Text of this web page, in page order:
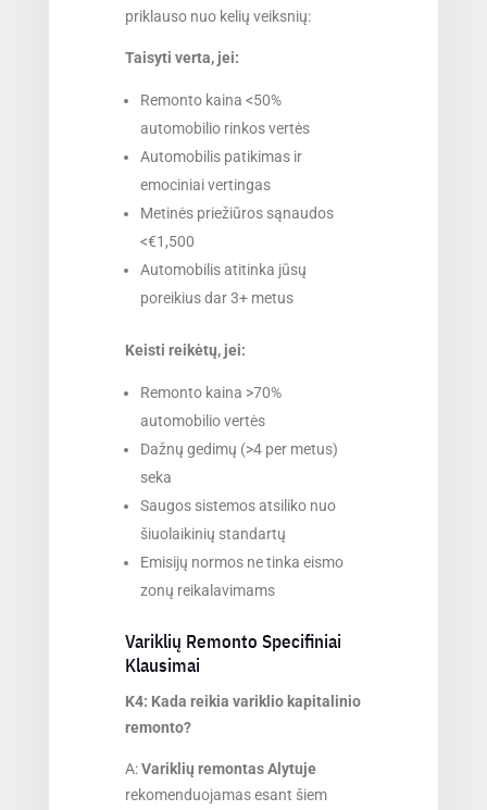
priklauso nuo kelių veiksnių:
Taisyti verta, jei:
Remonto kaina <50%
automobilio rinkos vertės
Automobilis patikimas ir
emociniai vertingas
Metinės priežiūros sąnaudos
<€1,500
Automobilis atitinka jūsų
poreikius dar 3+ metus
Keisti reikėtų, jei:
Remonto kaina >70%
automobilio vertės
Dažnų gedimų (>4 per metus)
seka
Saugos sistemos atsiliko nuo
šiuolaikinių standartų
Emisijų normos ne tinka eismo
zonų reikalavimams
Variklių Remonto Specifiniai
Klausimai
K4: Kada reikia variklio kapitalinio
remonto?
A:Variklių remontas Alytuje
rekomenduojamas esant šiem